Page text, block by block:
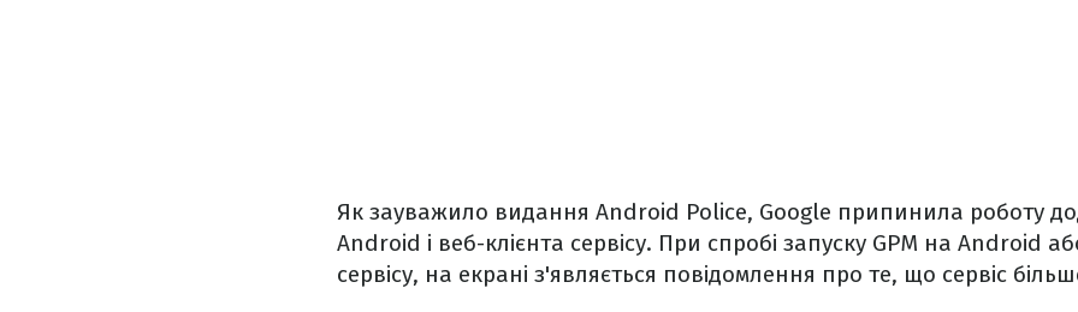
Як зауважило видання Android Police, Google припинила роботу
Android і веб-клієнта сервісу. При спробі запуску GPM на Android
сервісу, на екрані з'являється повідомлення про те, що сервіс